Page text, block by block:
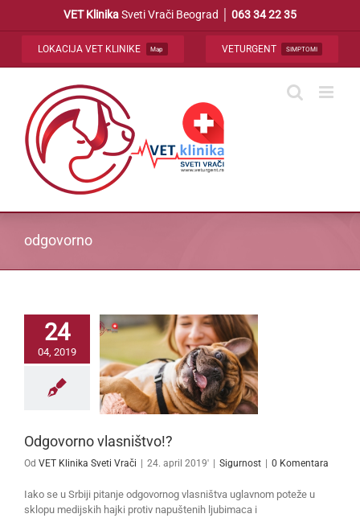
VET KlinikaSveti Vrači Beograd │ 063 34 22 35
LOKACIJA VET KLINIKE Map VETURGENT SIMPTOMI
odgovorno
24
04, 2019
Odgovorno vlasništvo!?
Od VET Klinika Sveti Vrači 24. april 2019' Sigurnost 0 Komentara
Iako se u Srbiji pitanje odgovornog vlasništva uglavnom poteže u
sklopu medijskih hajki protiv napuštenih ljubimaca i